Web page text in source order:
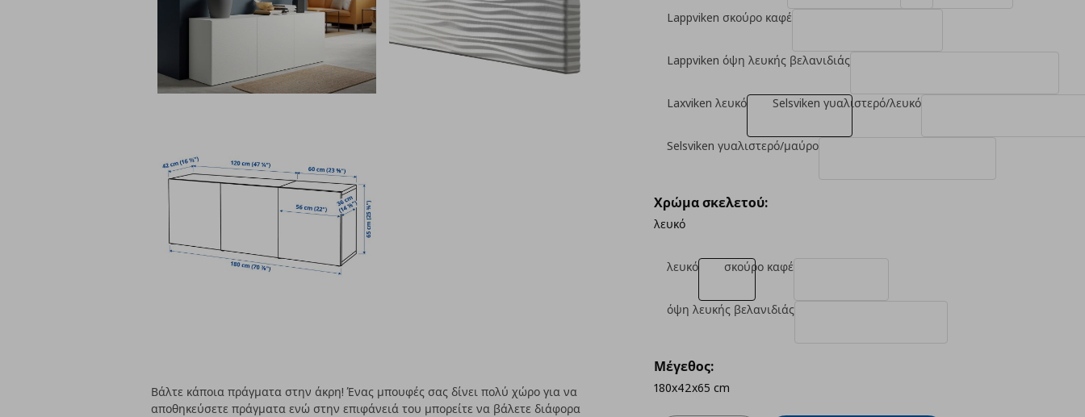
Lappviken σκούρο καφέ
Lappviken όψη λευκής βελανιδιάς
Laxviken λευκό Selsviken γυαλιστερό/λευκό
Selsviken γυαλιστερό/μαύρο
Χρώμα σκελετού:
λευκό
λευκό σκούρο καφέ
όψη λευκής βελανιδιάς
Μέγεθος:
180x42x65 cm
Βάλτε κάποια πράγματα στην άκρη! Ένας μπουφές σας δίνει πολύ χώρο για να
αποθηκεύσετε πράγματα ενώ στην επιφάνειά του μπορείτε να βάλετε διάφορα